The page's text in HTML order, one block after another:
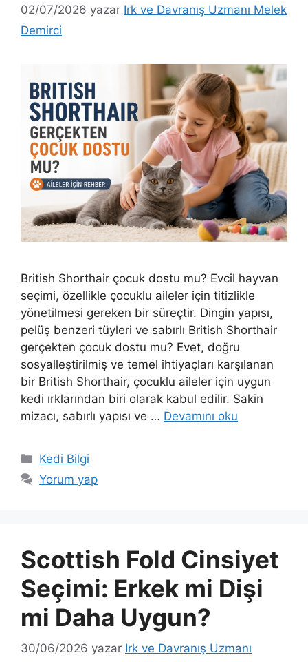
02/07/2026 yazar Irk ve Davranış Uzmanı Melek
Demirci
British Shorthair çocuk dostu mu? Evcil hayvan
seçimi, özellikle çocuklu aileler için titizlikle
yönetilmesi gereken bir süreçtir. Dingin yapısı,
pelüş benzeri tüyleri ve sabırlı British Shorthair
gerçekten çocuk dostu mu? Evet, doğru
sosyalleştirilmiş ve temel ihtiyaçları karşılanan
bir British Shorthair, çocuklu aileler için uygun
kedi ırklarından biri olarak kabul edilir. Sakin
mizacı, sabırlı yapısı ve … Devamını oku
Kategoriler
Kedi Bilgi
Yorum yap
Scottish Fold Cinsiyet
Seçimi: Erkek mi Dişi
mi Daha Uygun?
30/06/2026 yazar Irk ve Davranış Uzmanı